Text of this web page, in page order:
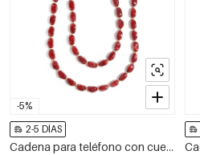
-5%
2-5 DÍAS
Cadena para teléfono con cuentas, accesorios casuales de acrílico para uso diario